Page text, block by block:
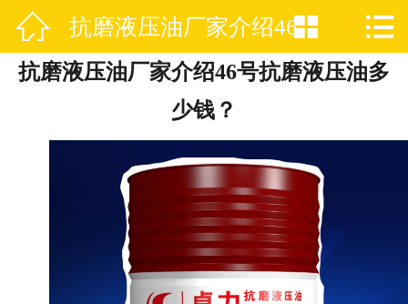
 网站首页
公司简介
新闻资讯
OEM代加工
推荐产品
荣誉资质
 抗磨液压油厂家介绍46
号抗磨液压油多少钱？
 
抗磨液压油厂家介绍46号抗磨液压油多
少钱？